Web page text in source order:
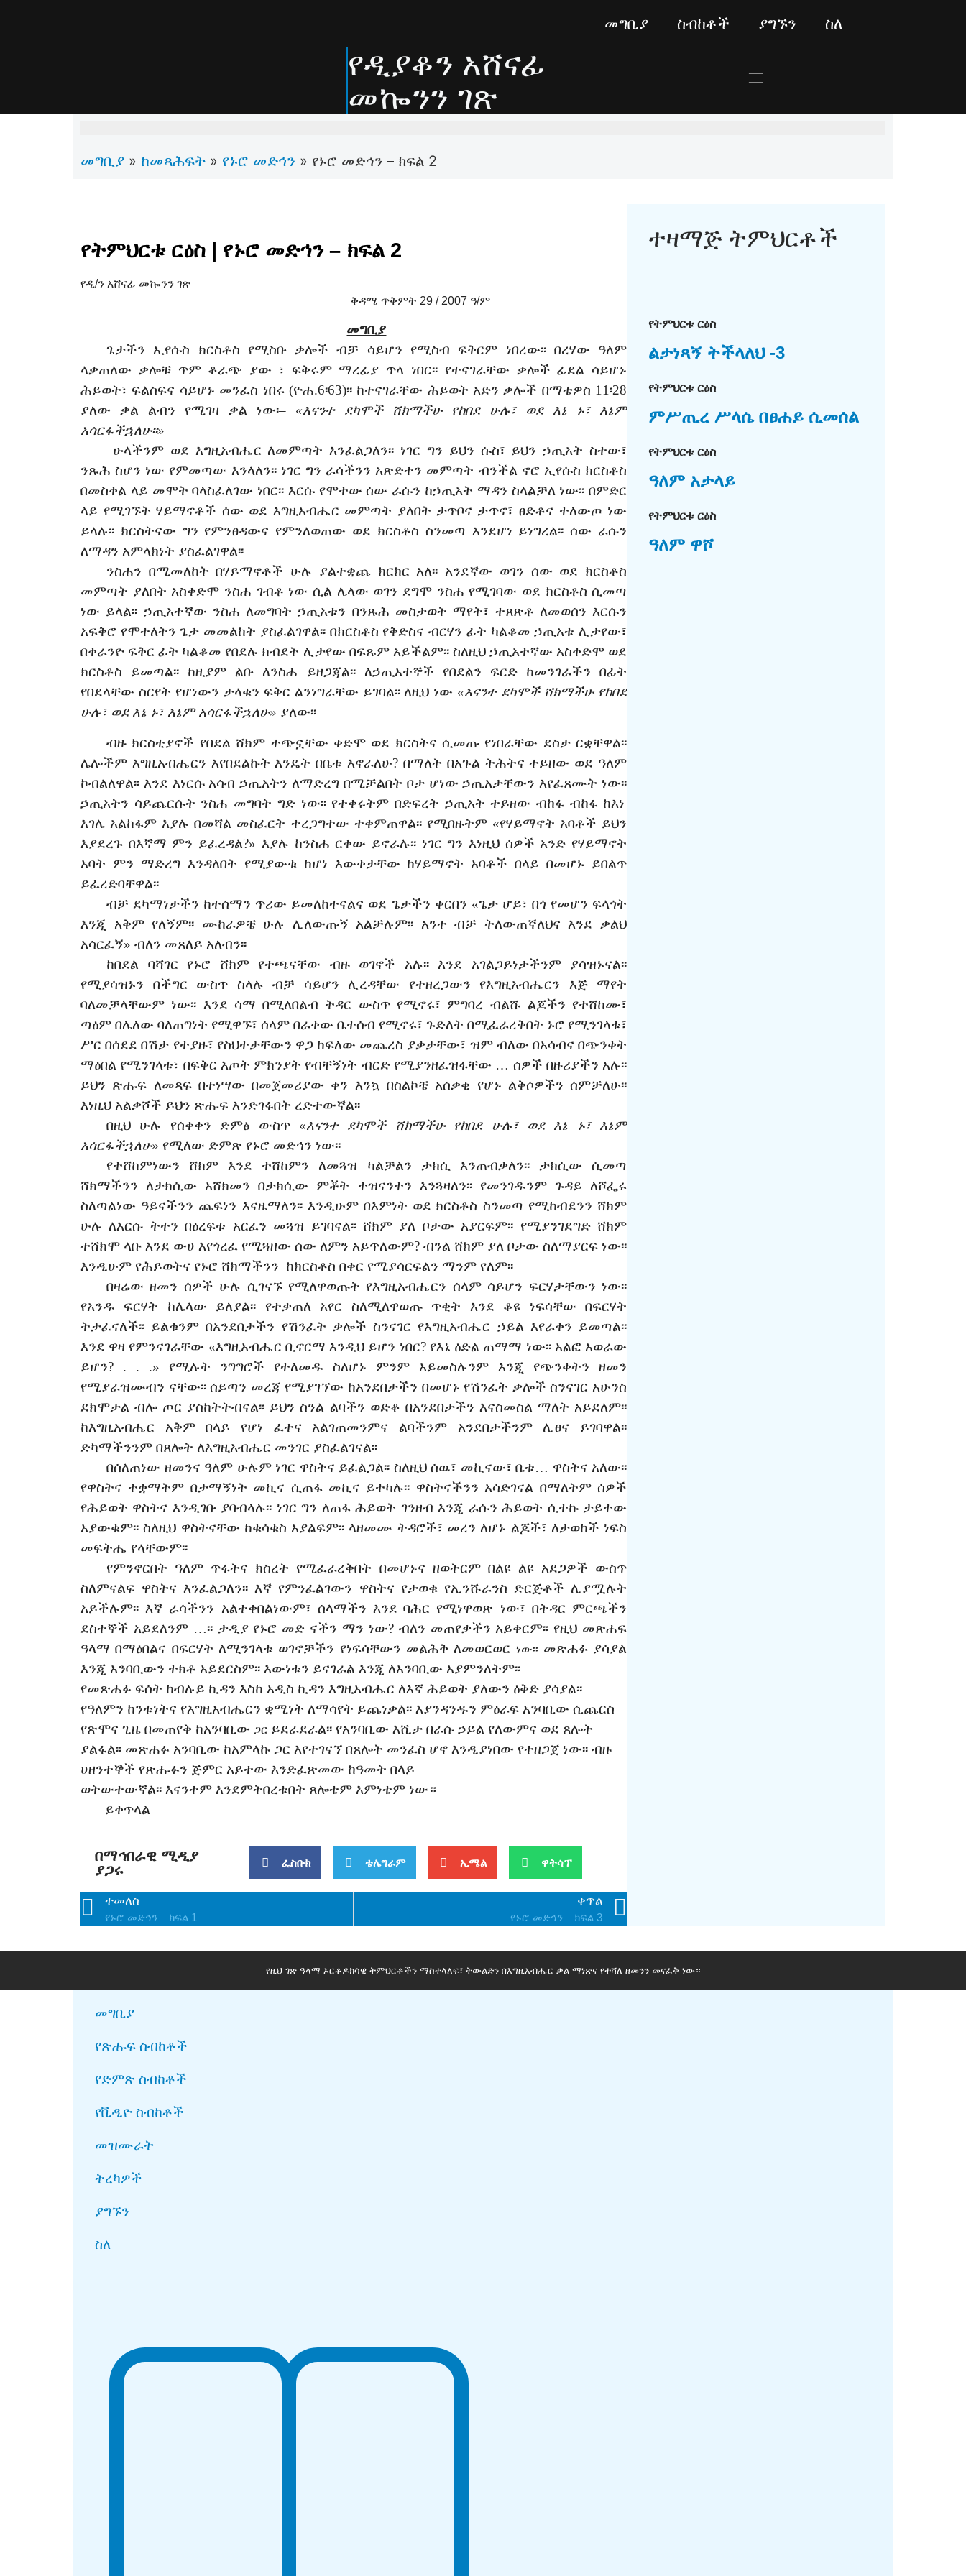
መግቢያ ስብከቶች ያግኙን ስለ
የዲያቆን አሸናፊ
መኰንን ገጽ
መግቢያ » ከመጻሕፍት » የኑሮ መድኅን » የኑሮ መድኅን – ክፍል 2
የትምህርቱ ርዕስ | የኑሮ መድኅን – ክፍል 2
የዲ/ን አሸናፊ መኰንን ገጽ
ቅዳሜ ጥቅምት 29 / 2007 ዓ/ም
መግቢያ
ጌታችን ኢየሱስ ክርስቶስ የሚስቡ ቃሎች ብቻ ሳይሆን የሚስብ ፍቅርም ነበረው፡፡ በረሃው
ዓለም
ላቃጠለው ቃሎቹ ጥም ቆራጭ ያው ፣ ፍቅሩም ማረፊያ ጥላ ነበር፡፡ የተናገራቸው ቃሎች ፊደል ሳይሆኑ
ሕይወት፣ ፍልስፍና ሳይሆኑ መንፈስ ነበሩ (ዮሐ.6፡63)፡፡ ከተናገራቸው ሕይወት አድን ቃሎች በማቴዎስ 11፡28
ያለው
ቃል ልብን የሚገዛ ቃል ነው፡– «እናንተ ደካሞች ሸክማችሁ የከበደ ሁሉ፣ ወደ እኔ ኑ፣
እኔም
አሳርፋችኋለሁ፡፡»
ሁላችንም ወደ እግዚአብሔር ለመምጣት እንፈልጋለን፡፡ ነገር ግን ይህን ሱስ፣ ይህን ኃጢአት ስተው፣
ንጹሕ ስሆን ነው የምመጣው እንላለን፡፡ ነገር ግን ራሳችንን አጽድተን መምጣት ብንችል ኖሮ ኢየሱስ ክርስቶስ
በመስቀል ላይ መሞት ባላስፈለገው ነበር፡፡ እርሱ የሞተው ሰው ራሱን ከኃጢአት ማዳን ስላልቻለ ነው፡፡ በምድር
ላይ የሚገኙት ሃይማኖቶች ሰው ወደ እግዚአብሔር መምጣት ያለበት ታጥቦና ታጥኖ፣ ፀድቶና ተለውጦ ነው
ይላሉ፡፡ ክርስትናው ግን የምንፀዳውና የምንለወጠው ወደ ክርስቶስ ስንመጣ እንደሆነ ይነግረል፡፡ ሰው ራሱን
ለማዳን አምላክነት ያስፈልገዋል፡፡
ንስሐን በሚመለከት በሃይማኖቶች ሁሉ ያልተቋጨ ክርክር አለ፡፡ አንደኛው ወገን ሰው ወደ ክርስቶስ
መምጣት ያለበት አስቀድሞ ንስሐ ገብቶ ነው ሲል ሌላው ወገን ደግሞ ንስሐ የሚገባው ወደ ክርስቶስ ሲመጣ
ነው ይላል፡፡ ኃጢአተኛው ንስሐ ለመግባት ኃጢአቱን በንጹሕ መስታወት ማየት፣ ተጸጽቶ ለመወሰን እርሱን
አፍቅሮ የሞተለትን ጌታ መመልከት ያስፈልገዋል፡፡ በክርስቶስ የቅድስና ብርሃን ፊት ካልቆመ ኃጢአቱ ሊታየው፣
በቀራንዮ ፍቅር ፊት ካልቆመ የበደሉ ክብደት ሊታየው በፍጹም አይችልም፡፡ ስለዚህኃጢአተኛው አስቀድሞ ወደ
ክርስቶስ
ይመጣል፡፡ ከዚያም ልቡ ለንስሐ ይዘጋጃል፡፡ ለኃጢአተኞች የበደልን ፍርድ ከመንገራችን
በፊት
የበደላቸው ስርየት የሆነውን ታላቁን ፍቅር ልንነግራቸው ይገባል፡፡ ለዚህ ነው «እናንተ ደካሞች ሸክማችሁ የከበደ
ሁሉ፣ ወደ እኔ ኑ፣ እኔም አሳርፋችኋለሁ» ያለው፡፡
ብዙ ክርስቲያኖች የበደል ሸክም ተጭኗቸው ቀድሞ ወደ ክርስትና ሲመጡ የነበራቸው ደስታ ርቋቸዋል፡፡
ሌሎችም እግዚአብሔርን እየበደልኩት እንዴት በቤቱ እኖራለሁ? በማለት በአጉል ትሕትና ተይዘው ወደ ዓለም
ኮብልለዋል፡፡ እንደ እነርሱ አሳብ ኃጢአትን ለማድረግ በሚቻልበት ቦታ ሆነው ኃጢአታቸውን እየፈጸሙት ነው፡፡
ኃጢአትን ሳይጨርሱት ንስሐ መግባት ግድ ነው፡፡ የተቀሩትም በድፍረት ኃጢአት ተይዘው ብከፋ ብከፋ ከእነ
እገሌ አልከፋም እያሉ በመሻል መስፈርት ተረጋግተው ተቀምጠዋል፡፡ የሚበዙትም «የሃይማኖት አባቶች ይህን
እያደረጉ በእኛማ ምን ይፈረዳል?» እያሉ ከንስሐ ርቀው ይኖራሉ፡፡ ነገር ግን እነዚህ ሰዎች አንድ የሃይማኖት
አባት ምን ማድረግ እንዳለበት የሚያውቁ ከሆነ እውቀታቸው ከሃይማኖት አባቶች በላይ በመሆኑ ይበልጥ
ይፈረድባቸዋል፡፡
ብቻ ደካማነታችን ከተሰማን ጥሪው ይመለከተናልና ወደ ጌታችን ቀርበን «ጌታ ሆይ፣ በጎ የመሆን ፍላጎት
እንጂ
አቅም የለኝም፡፡ ሙከራዎቼ ሁሉ ሊለውጡኝ አልቻሉም፡፡ አንተ ብቻ ትለውጠኛለህና እንደ ቃልህ
አሳርፈኝ» ብለን መጸለይ አለብን፡፡
ከበደል
ባሻገር የኑሮ ሸክም የተጫናቸው ብዙ ወገኖች አሉ፡፡ እንደ አገልጋይነታችንም
ያሳዝኑናል፡፡
የሚያሳዝኑን
በችግር ውስጥ ስላሉ ብቻ ሳይሆን ሊረዳቸው የተዘረጋውን የእግዚአብሔርን እጅ
ማየት
ባለመቻላቸውም ነው፡፡ እንደ ሳማ በሚለበልብ ትዳር ውስጥ የሚኖሩ፣ ምግባረ ብልሹ ልጆችን የተሸከሙ፣
ጣዕም በሌለው ባለጠግነት የሚዋኙ፣ ሰላም በራቀው ቤተሰብ የሚኖሩ፣ ጉድለት በሚፈራረቅበት ኑሮ የሚንገላቱ፣
ሥር በሰደደ በሽታ የተያዙ፣ የስህተታቸውን ዋጋ ከፍለው መጨረስ ያቃታቸው፣ ዝም ብለው በአሳብና በጭንቀት
ማዕበል የሚንገላቱ፣ በፍቅር እጦት ምክንያት የብቸኝነት ብርድ የሚያንዘፈዝፋቸው … ሰዎች በዙሪያችን አሉ፡፡
ይህን ጽሑፍ ለመጻፍ በተነሣው በመጀመሪያው ቀን እንኳ በስልኮቼ አሰቃቂ የሆኑ ልቅሶዎችን ሰምቻለሁ፡፡
እነዚህ አልቃሾች ይህን ጽሑፍ እንድገፋበት ረድተውኛል፡፡
በዚህ
ሁሉ የሰቀቀን ድምፅ ውስጥ«እናንተ ደካሞች ሸክማችሁ የከበደ ሁሉ፣ ወደ እኔ ኑ፣
እኔም
አሳርፋችኋለሁ» የሚለው ድምጽ የኑሮ መድኅን ነው፡፡
የተሸከምነውን
ሸክም እንደ ተሸከምን ለመጓዝ ካልቻልን ታክሲ እንጠብቃለን፡፡ታክሲው
ሲመጣ
ሸክማችንን
ለታክሲው አሸክመን በታክሲው ምቾት ተዝናንተን እንጓዛለን፡፡ የመንገዱንም ጉዳይ
ለሾፌሩ
ስለጣልነው ዓይናችንን ጨፍነን እናዜማለን፡፡ እንዲሁም በእምነት ወደ ክርስቶስ ስንመጣ የሚከብደንን ሸክም
ሁሉ ለእርሱ ትተን በዕረፍቱ አርፈን መጓዝ ይገባናል፡፡ ሸክም ያለ ቦታው አያርፍም፡፡ የሚያንገደግድ ሸክም
ተሸክሞ ላቡ እንደ ውሀ እየጎረፈ የሚጓዘው ሰው ለምን አይጥለውም? ብንል ሸክም ያለ ቦታው ስለማያርፍ ነው፡፡
እንዲሁም የሕይወትና የኑሮ ሸክማችንን ከክርስቶስ በቀር የሚያሳርፍልን ማንም የለም፡፡
በዛሬው ዘመን ሰዎች ሁሉ ሲገናኙ የሚለዋወጡት የእግዚአብሔርን ሰላም ሳይሆን ፍርሃታቸውን ነው፡፡
የአንዱ
ፍርሃት ከሌላው ይለያል፡፡ የተቃጠለ አየር ስለሚለዋወጡ ጥቂት እንደ ቆዩ ነፍሳቸው
በፍርሃት
ትታፈናለች፡፡ ይልቁንም በአንደበታችን የሽንፈት ቃሎች ስንናገር የእግዚአብሔር ኃይል እየራቀን ይመጣል፡፡
እንደ ዋዛ የምንናገራቸው «እግዚአብሔር ቢኖርማ እንዲህ ይሆን ነበር? የእኔ ዕድል ጠማማ ነው፡፡ አልፎ አወራው
ይሆን? . . .» የሚሉት ንግግሮች የተለመዱ ስለሆኑ ምንም አይመስሉንም እንጂ የጭንቀትን
ዘመን
የሚያራዝሙብን ናቸው፡፡ ሰይጣን መረጃ የሚያገኘው ከአንደበታችን በመሆኑ የሽንፈት ቃሎች ስንናገር አሁንስ
ደክሞታል ብሎ ጦር ያስከትትብናል፡፡ ይህን ስንል ልባችን ወድቆ በአንደበታችን እናስመስል ማለት አይደለም፡፡
ከእግዚአብሔር
አቅም በላይ የሆነ ፈተና አልገጠመንምና ልባችንም አንደበታችንም ሊፀና
ይገባዋል፡፡
ድካማችንንም በጸሎት ለእግዚአብሔር መንገር ያስፈልገናል፡፡
በሰለጠነው ዘመንና ዓለም ሁሉም ነገር ዋስትና ይፈልጋል፡፡ ስለዚህ ሰዉ፣ መኪናው፣ ቤቱ… ዋስትና አለው፡፡
የዋስትና ተቋማትም በታማኝነት መኪና ሲጠፋ መኪና ይተካሉ፡፡ ዋስትናችንን አሳድገናል በማለትም ሰዎች
የሕይወት ዋስትና እንዲገቡ ያባብላሉ፡፡ ነገር ግን ለጠፋ ሕይወት ገንዘብ እንጂ ራሱን ሕይወት ሲተኩታይተው
አያውቁም፡፡ ስለዚህ ዋስትናቸው ከቁሳቁስ አያልፍም፡፡ ላዘመሙ ትዳሮች፣ መረን ለሆኑ ልጆች፣ ለታወከች ነፍስ
መፍትሔ የላቸውም፡፡
የምንኖርበት ዓለም ጥፋትና ክስረት የሚፈራረቅበት በመሆኑና ዘወትርም በልዩ ልዩ አደጋዎች ውስጥ
ስለምናልፍ ዋስትና እንፈልጋለን፡፡ እኛ የምንፈልገውን ዋስትና የታወቁ የኢንሹራንስ ድርጅቶች ሊያሟሉት
አይችሉም፡፡ እኛ ራሳችንን አልተቀበልነውም፣ ሰላማችን እንደ ባሕር የሚነዋወጽ ነው፣ በትዳር ምርጫችን
ደስተኞች አይደለንም…፡፡ታዲያ የኑሮ መድ ናችን ማን ነው? ብለን መጠየቃችን አይቀርም፡፡ የዚህ መጽሐፍ
ዓላማ በማዕበልና በፍርሃት ለሚንገላቱ ወገኖቻችን የነፍሳቸውን መልሕቅ ለመወርወር ነው፡፡ መጽሐፉ ያሳያል
እንጂ አንባቢውን ተክቶ አይደርስም፡፡ እውነቱን ይናገራል እንጂ ለአንባቢው አያምንለትም፡፡
የመጽሐፉ ፍሰት ከብሉይ ኪዳን እስከ አዲስ ኪዳን እግዚአብሔር ለእኛ ሕይወት ያለውን ዕቅድ ያሳያል፡፡
የዓለምን ከንቱነትና የእግዚአብሔርን ቋሚነት ለማሳየት ይጨነቃል፡፡ እያንዳንዱን ምዕራፍ አንባቢው ሲጨርስ
የጽሞና ጊዜ በመጠየቅ ከአንባቢው ጋር ይደራደራል፡፡ የአንባቢው እሺታ በራሱ ኃይል የለውምና ወደ ጸሎት
ያልፋል፡፡ መጽሐፉ አንባቢው ከአምላኩ ጋር እየተገናኘ በጸሎት መንፈስ ሆኖ እንዲያነበው የተዘጋጀ ነው፡፡ ብዙ
ሀዘንተኞች የጽሑፉን ጅምር አይተው እንድፈጽመው ከዓመት በላይ
ወትውተውኛል፡፡ እናንተም እንደምትበረቱበት ጸሎቴም እምነቴም ነው።
—– ይቀጥላል
በማኅበራዊ ሚዲያ
ያጋሩ
ፌስቡክ ቴሌግራም ኢሜል ዋትሳፕ
ተመለስ
የኑሮ መድኅን – ክፍል 1
ቀጥል
የኑሮ መድኅን – ክፍል 3
ተዛማጅ ትምህርቶች
የትምህርቱ ርዕስ
ልታነጻኝ ትችላለህ -3
የትምህርቱ ርዕስ
ምሥጢረ ሥላሴ በፀሐይ ሲመሰል
የትምህርቱ ርዕስ
ዓለም አታላይ
የትምህርቱ ርዕስ
ዓለም ዋሾ
የዚህ ገጽ ዓላማ ኦርቶዶክሳዊ ትምህርቶችን ማስተላለፍ፣ ትውልድን በእግዚአብሔር ቃል ማነጽና የተሻለ ዘመንን መናፈቅ ነው።
መግቢያ
የጽሑፍ ስብከቶች
የድምጽ ስብከቶች
የቪዲዮ ስብከቶች
መዝሙራት
ትረካዎች
ያግኙን
ስለ